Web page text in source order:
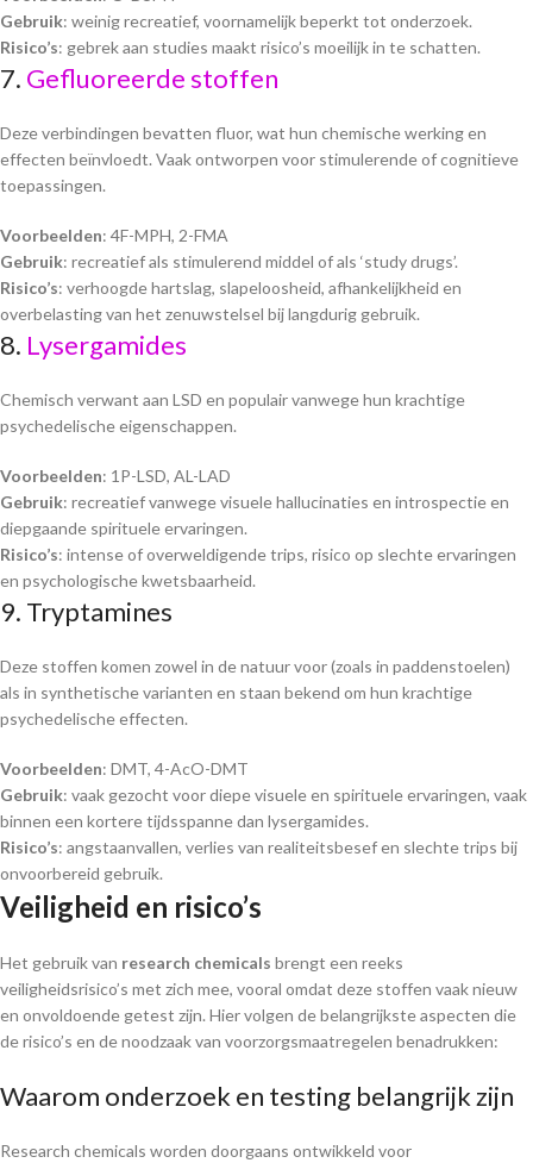
Gebruik: weinig recreatief, voornamelijk beperkt tot onderzoek.
Risico’s: gebrek aan studies maakt risico’s moeilijk in te schatten.
7. Gefluoreerde stoffen
Deze verbindingen bevatten fluor, wat hun chemische werking en
effecten beïnvloedt. Vaak ontworpen voor stimulerende of cognitieve
toepassingen.
Voorbeelden: 4F-MPH, 2-FMA
Gebruik: recreatief als stimulerend middel of als ‘study drugs’.
Risico’s: verhoogde hartslag, slapeloosheid, afhankelijkheid en
overbelasting van het zenuwstelsel bij langdurig gebruik.
8. Lysergamides
Chemisch verwant aan LSD en populair vanwege hun krachtige
psychedelische eigenschappen.
Voorbeelden: 1P-LSD, AL-LAD
Gebruik: recreatief vanwege visuele hallucinaties en introspectie en
diepgaande spirituele ervaringen.
Risico’s: intense of overweldigende trips, risico op slechte ervaringen
en psychologische kwetsbaarheid.
9. Tryptamines
Deze stoffen komen zowel in de natuur voor (zoals in paddenstoelen)
als in synthetische varianten en staan bekend om hun krachtige
psychedelische effecten.
Voorbeelden: DMT, 4-AcO-DMT
Gebruik: vaak gezocht voor diepe visuele en spirituele ervaringen, vaak
binnen een kortere tijdsspanne dan lysergamides.
Risico’s: angstaanvallen, verlies van realiteitsbesef en slechte trips bij
onvoorbereid gebruik.
Veiligheid en risico’s
Het gebruik van research chemicals brengt een reeks
veiligheidsrisico’s met zich mee, vooral omdat deze stoffen vaak nieuw
en onvoldoende getest zijn. Hier volgen de belangrijkste aspecten die
de risico’s en de noodzaak van voorzorgsmaatregelen benadrukken:
Waarom onderzoek en testing belangrijk zijn
Research chemicals worden doorgaans ontwikkeld voor